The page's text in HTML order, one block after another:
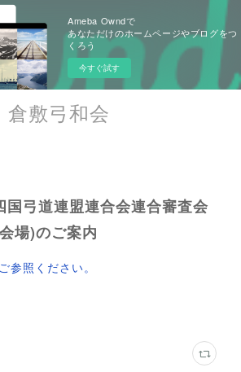
Ameba Owndで
あなただけのホームページやブログをつ
くろう
今すぐ試す
倉敷弓和会
弓道連盟連合会連合審査会
場)のご案内
参照ください。